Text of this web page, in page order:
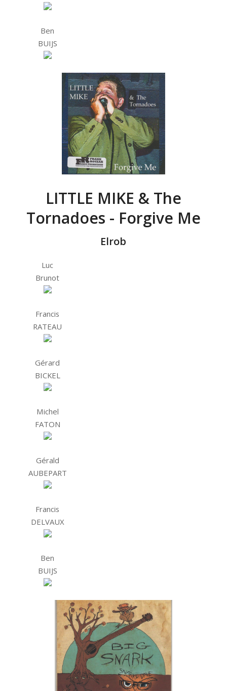
Ben
BUIJS
LITTLE MIKE & The
Tornadoes - Forgive Me
Elrob
Luc
Brunot
Francis
RATEAU
Gérard
BICKEL
Michel
FATON
Gérald
AUBEPART
Francis
DELVAUX
Ben
BUIJS